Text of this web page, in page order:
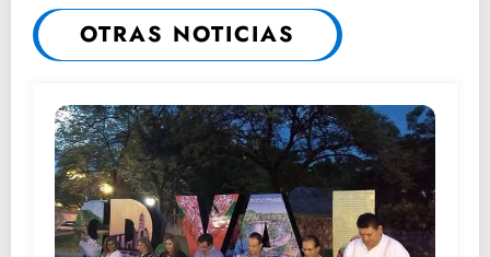
OTRAS NOTICIAS